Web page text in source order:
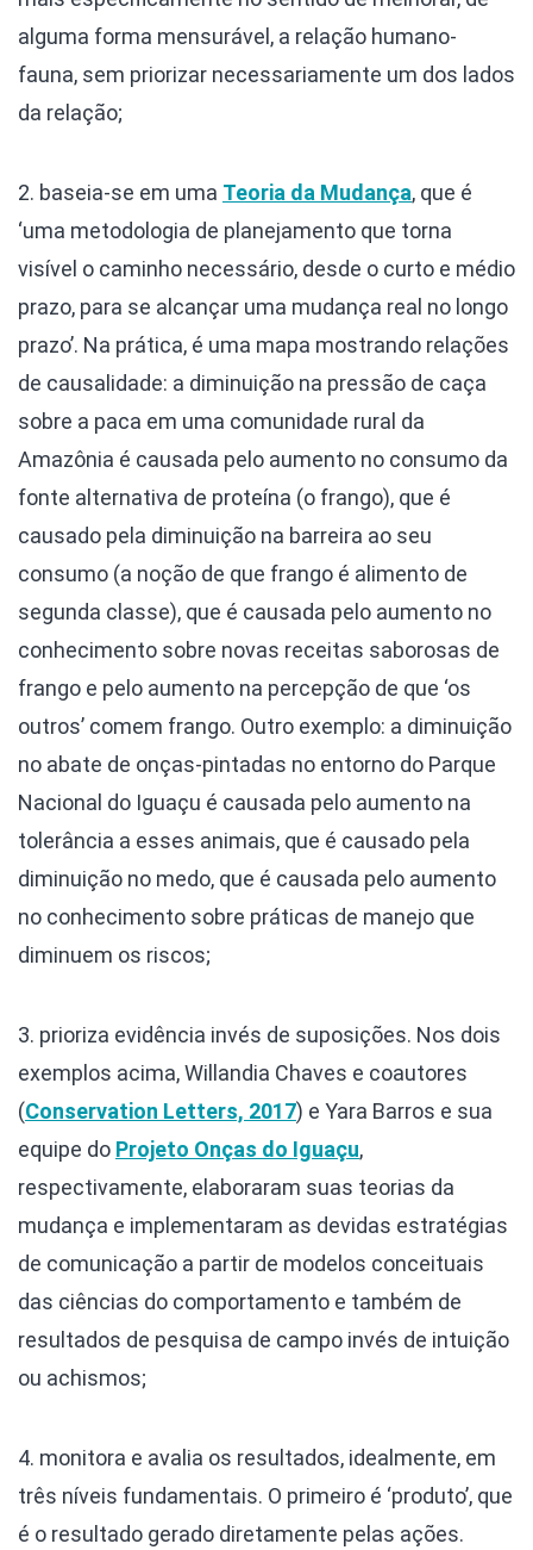
alguma forma mensurável, a relação humano-
fauna, sem priorizar necessariamente um dos lados
da relação;
2. baseia-se em uma Teoria da Mudança, que é
‘uma metodologia de planejamento que torna
visível o caminho necessário, desde o curto e médio
prazo, para se alcançar uma mudança real no longo
prazo’. Na prática, é uma mapa mostrando relações
de causalidade: a diminuição na pressão de caça
sobre a paca em uma comunidade rural da
Amazônia é causada pelo aumento no consumo da
fonte alternativa de proteína (o frango), que é
causado pela diminuição na barreira ao seu
consumo (a noção de que frango é alimento de
segunda classe), que é causada pelo aumento no
conhecimento sobre novas receitas saborosas de
frango e pelo aumento na percepção de que ‘os
outros’ comem frango. Outro exemplo: a diminuição
no abate de onças-pintadas no entorno do Parque
Nacional do Iguaçu é causada pelo aumento na
tolerância a esses animais, que é causado pela
diminuição no medo, que é causada pelo aumento
no conhecimento sobre práticas de manejo que
diminuem os riscos;
3. prioriza evidência invés de suposições. Nos dois
exemplos acima, Willandia Chaves e coautores
(Conservation Letters, 2017) e Yara Barros e sua
equipe do Projeto Onças do Iguaçu,
respectivamente, elaboraram suas teorias da
mudança e implementaram as devidas estratégias
de comunicação a partir de modelos conceituais
das ciências do comportamento e também de
resultados de pesquisa de campo invés de intuição
ou achismos;
4. monitora e avalia os resultados, idealmente, em
três níveis fundamentais. O primeiro é ‘produto’, que
é o resultado gerado diretamente pelas ações.